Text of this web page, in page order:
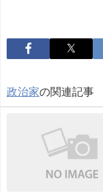
政治家の関連記事